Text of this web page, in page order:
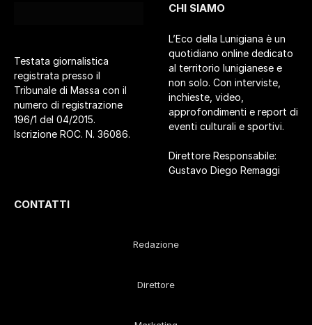
Testata giornalistica
registrata presso il
Tribunale di Massa con il
numero di registrazione
196/1 del 04/2015.
Iscrizione ROC. N. 36086.
CHI SIAMO
L’Eco della Lunigiana è un
quotidiano online dedicato
al territorio lunigianese e
non solo. Con interviste,
inchieste, video,
approfondimenti e report di
eventi culturali e sportivi.
Direttore Responsabile:
Gustavo Diego Remaggi
CONTATTI
Redazione
Direttore